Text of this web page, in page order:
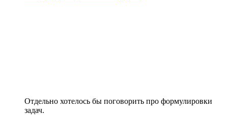
Отдельно хотелось бы поговорить про формулировки
задач.